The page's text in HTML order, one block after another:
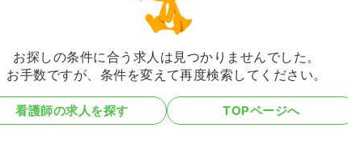
お探しの条件に合う 求人は見つかりませんでした。
お手数ですが、 条件を変えて再度検索してください。
看護師の求人を探す TOPページへ